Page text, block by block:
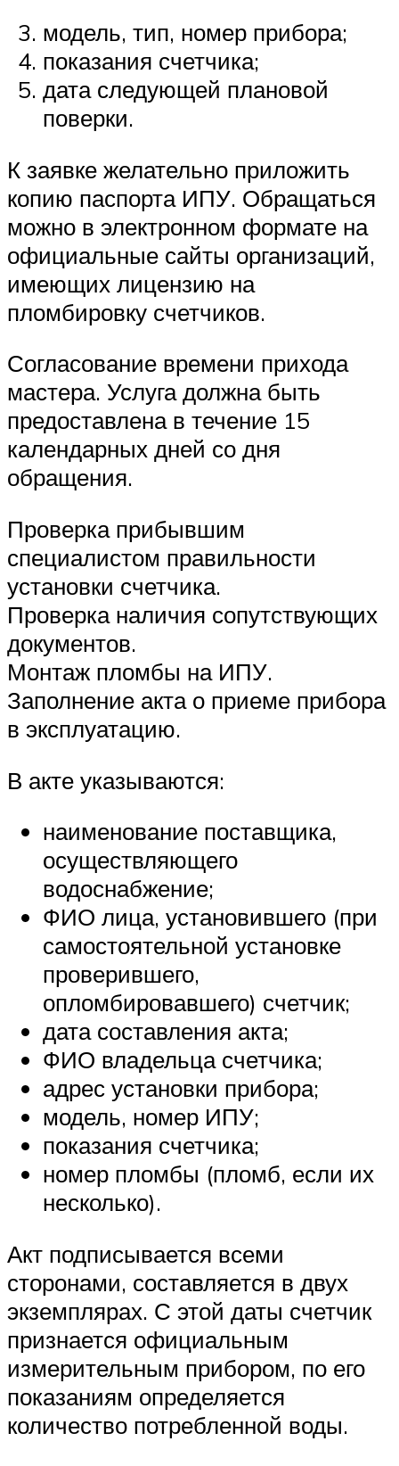
модель, тип, номер прибора;
показания счетчика;
дата следующей плановой
поверки.
К заявке желательно приложить
копию паспорта ИПУ. Обращаться
можно в электронном формате на
официальные сайты организаций,
имеющих лицензию на
пломбировку счетчиков.
Согласование времени прихода
мастера. Услуга должна быть
предоставлена в течение 15
календарных дней со дня
обращения.
Проверка прибывшим
специалистом правильности
установки счетчика.
Проверка наличия сопутствующих
документов.
Монтаж пломбы на ИПУ.
Заполнение акта о приеме прибора
в эксплуатацию.
В акте указываются:
наименование поставщика,
осуществляющего
водоснабжение;
ФИО лица, установившего (при
самостоятельной установке
проверившего,
опломбировавшего) счетчик;
дата составления акта;
ФИО владельца счетчика;
адрес установки прибора;
модель, номер ИПУ;
показания счетчика;
номер пломбы (пломб, если их
несколько).
Акт подписывается всеми
сторонами, составляется в двух
экземплярах. С этой даты счетчик
признается официальным
измерительным прибором, по его
показаниям определяется
количество потребленной воды.